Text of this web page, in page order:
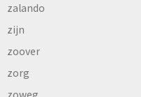
zalando
zijn
zoover
zorg